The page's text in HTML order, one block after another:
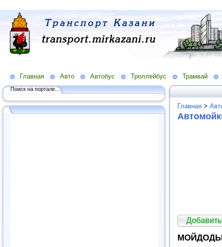
Главная Авто Автобус Троллейбус Трамвай
Поиск на портале...
Главная >